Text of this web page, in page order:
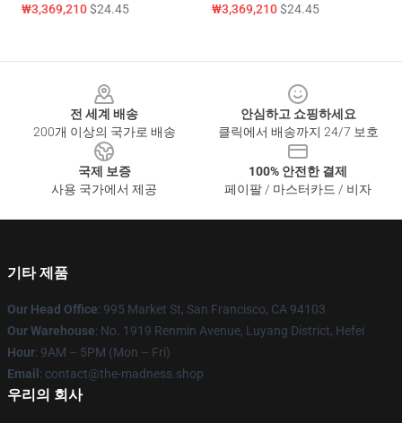
₩3,369,210$24.45 ₩3,369,210$24.45
전 세계 배송
200개 이상의 국가로 배송
안심하고 쇼핑하세요
클릭에서 배송까지 24/7 보호
국제 보증
사용 국가에서 제공
100% 안전한 결제
페이팔 / 마스터카드 / 비자
기타 제품
Our Head Office: 995 Market St, San Francisco, CA 94103
Our Warehouse: No. 1919 Renmin Avenue, Luyang District, Hefei
Hour: 9AM – 5PM (Mon – Fri)
Email : contact@the-madness.shop
우리의 회사